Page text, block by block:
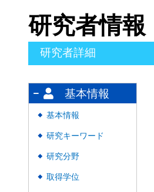
研究者情報
研究者詳細
基本情報
◆ 基本情報
◆ 研究キーワード
◆ 研究分野
◆ 取得学位